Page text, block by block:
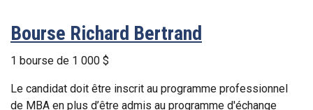
Bourse Richard Bertrand
1 bourse de 1 000 $
Le candidat doit être inscrit au programme professionnel
de MBA en plus d’être admis au programme d'échange